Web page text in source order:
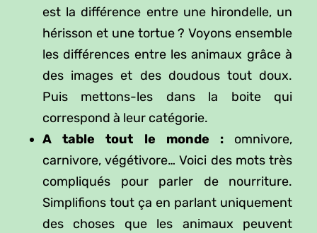
est la différence entre une hirondelle, un
hérisson et une tortue ? Voyons ensemble
les différences entre les animaux grâce à
des images et des doudous tout doux.
Puis mettons-les dans la boite qui
correspond à leur catégorie.
A table tout le monde : omnivore,
carnivore, végétivore… Voici des mots très
compliqués pour parler de nourriture.
Simplifions tout ça en parlant uniquement
des choses que les animaux peuvent